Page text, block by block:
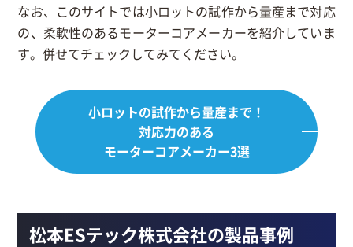
なお、このサイトでは小ロットの試作から量産まで対応
の、柔軟性のあるモーターコアメーカーを紹介していま
す。併せてチェックしてみてください。
小ロットの試作から量産まで！
対応力のある
モーターコアメーカー3選
松本ESテック株式会社の製品事例